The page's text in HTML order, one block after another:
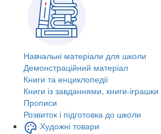
Навчальні матеріали для школи
Демонстраційний матеріал
Книги та енциклопедії
Книги із завданнями, книги-іграшки
Прописи
Розвиток і підготовка до школи
Художні товари